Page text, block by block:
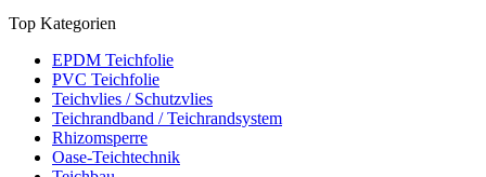
Top Kategorien
EPDM Teichfolie
PVC Teichfolie
Teichvlies / Schutzvlies
Teichrandband / Teichrandsystem
Rhizomsperre
Oase-Teichtechnik